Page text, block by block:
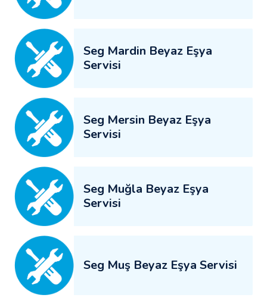
Seg Mardin Beyaz Eşya
Servisi
Seg Mersin Beyaz Eşya
Servisi
Seg Muğla Beyaz Eşya
Servisi
Seg Muş Beyaz Eşya Servisi